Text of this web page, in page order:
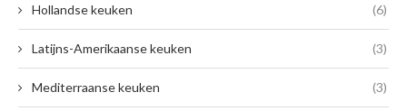
Hollandse keuken (6)
Latijns-Amerikaanse keuken (3)
Mediterraanse keuken (3)